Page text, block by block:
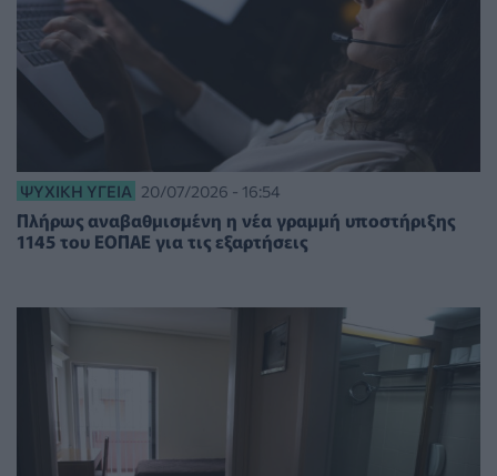
ΨΥΧΙΚΉ ΥΓΕΊΑ 20/07/2026 - 16:54
Πλήρως αναβαθμισμένη η νέα γραμμή υποστήριξης
1145 του ΕΟΠΑΕ για τις εξαρτήσεις